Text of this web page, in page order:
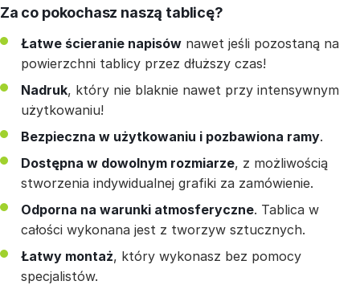
Za co pokochasz naszą tablicę?
Łatwe ścieranie napisów nawet jeśli pozostaną na
powierzchni tablicy przez dłuższy czas!
Nadruk, który nie blaknie nawet przy intensywnym
użytkowaniu!
Bezpieczna w użytkowaniu i pozbawiona ramy.
Dostępna w dowolnym rozmiarze, z możliwością
stworzenia indywidualnej grafiki za zamówienie.
Odporna na warunki atmosferyczne. Tablica w
całości wykonana jest z tworzyw sztucznych.
Łatwy montaż, który wykonasz bez pomocy
specjalistów.